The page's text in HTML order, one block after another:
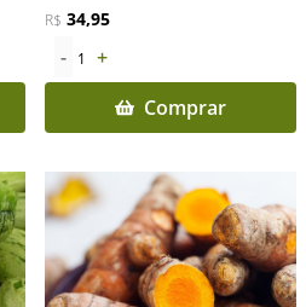
R$ 34,95
- 1
+
Comprar